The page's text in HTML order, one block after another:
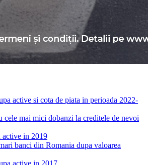
active si cota de piata in perioada 2022-
cele mai mici dobanzi la creditele de nevoi
in 2019
banci din Romania dupa valoarea